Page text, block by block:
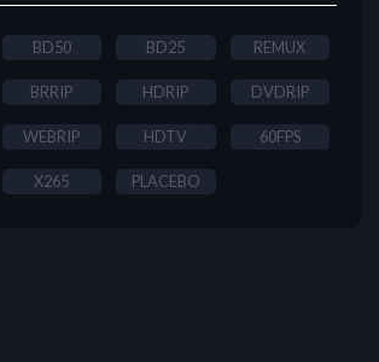
BD50 BD25 REMUX
BRRIP HDRIP DVDRIP
WEBRIP HDTV 60FPS
X265 PLACEBO